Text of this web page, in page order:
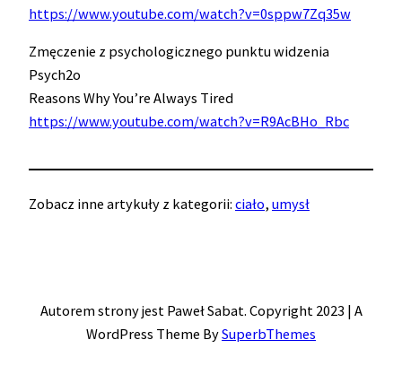
https://www.youtube.com/watch?v=0sppw7Zq35w
Zmęczenie z psychologicznego punktu widzenia
Psych2o
Reasons Why You’re Always Tired
https://www.youtube.com/watch?v=R9AcBHo_Rbc
Zobacz inne artykuły z kategorii: ciało, umysł
Autorem strony jest Paweł Sabat. Copyright 2023 | A
WordPress Theme BySuperbThemes